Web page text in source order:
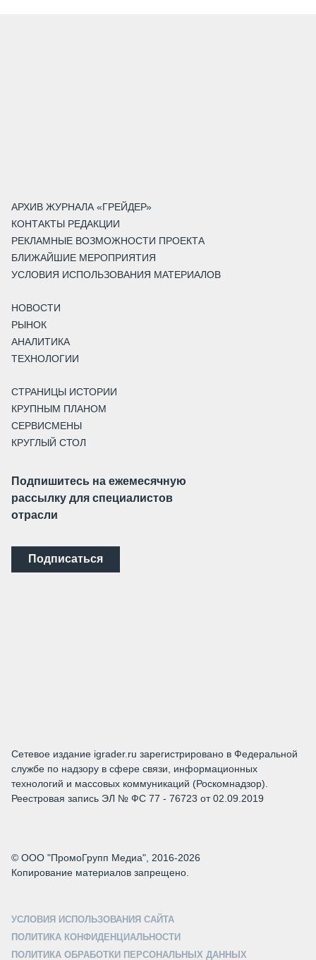
АРХИВ ЖУРНАЛА «ГРЕЙДЕР»
КОНТАКТЫ РЕДАКЦИИ
РЕКЛАМНЫЕ ВОЗМОЖНОСТИ ПРОЕКТА
БЛИЖАЙШИЕ МЕРОПРИЯТИЯ
УСЛОВИЯ ИСПОЛЬЗОВАНИЯ МАТЕРИАЛОВ
НОВОСТИ
РЫНОК
АНАЛИТИКА
ТЕХНОЛОГИИ
СТРАНИЦЫ ИСТОРИИ
КРУПНЫМ ПЛАНОМ
СЕРВИСМЕНЫ
КРУГЛЫЙ СТОЛ
Подпишитесь на ежемесячную
рассылку для специалистов
отрасли
Подписаться
Сетевое издание igrader.ru зарегистрировано в Федеральной
службе по надзору в сфере связи, информационных
технологий и массовых коммуникаций (Роскомнадзор).
Реестровая запись ЭЛ № ФС 77 - 76723 от 02.09.2019
© ООО "ПромоГрупп Медиа", 2016-2026
Копирование материалов запрещено.
УСЛОВИЯ ИСПОЛЬЗОВАНИЯ САЙТА
ПОЛИТИКА КОНФИДЕНЦИАЛЬНОСТИ
ПОЛИТИКА ОБРАБОТКИ ПЕРСОНАЛЬНЫХ ДАННЫХ